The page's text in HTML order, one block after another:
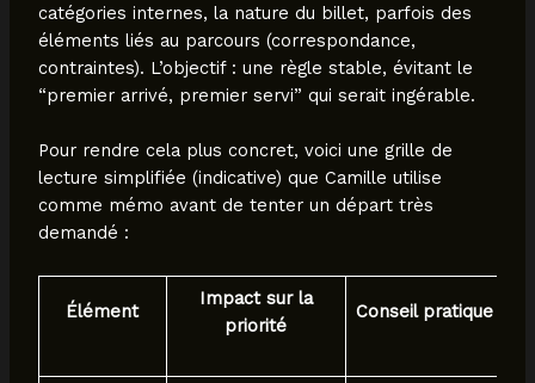
catégories internes, la nature du billet, parfois des
éléments liés au parcours (correspondance,
contraintes). L’objectif : une règle stable, évitant le
“premier arrivé, premier servi” qui serait ingérable.
Pour rendre cela plus concret, voici une grille de
lecture simplifiée (indicative) que Camille utilise
comme mémo avant de tenter un départ très
demandé :
Élément
Impact sur la
priorité
Conseil pratique